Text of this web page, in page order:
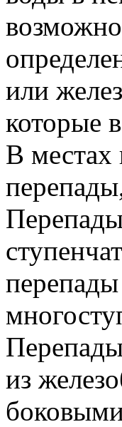
или
которые
В местах
из